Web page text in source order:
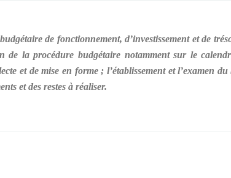
de fonctionnement, d’investissement et de
la procédure budgétaire notamment sur le
et de mise en forme ; l’établissement et l’examen
et des restes à réaliser.